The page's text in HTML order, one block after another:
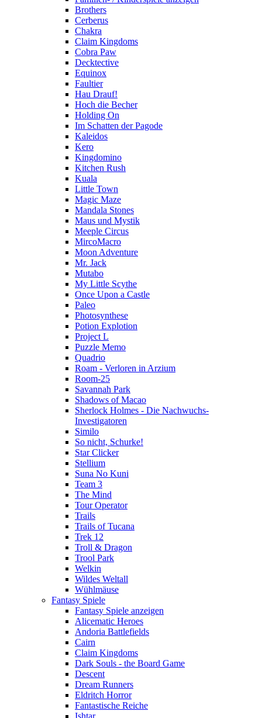
Brothers
Cerberus
Chakra
Claim Kingdoms
Cobra Paw
Decktective
Equinox
Faultier
Hau Drauf!
Hoch die Becher
Holding On
Im Schatten der Pagode
Kaleidos
Kero
Kingdomino
Kitchen Rush
Kuala
Little Town
Magic Maze
Mandala Stones
Maus und Mystik
Meeple Circus
MircoMacro
Moon Adventure
Mr. Jack
Mutabo
My Little Scythe
Once Upon a Castle
Paleo
Photosynthese
Potion Explotion
Project L
Puzzle Memo
Quadrio
Roam - Verloren in Arzium
Room-25
Savannah Park
Shadows of Macao
Sherlock Holmes - Die Nachwuchs-
Investigatoren
Similo
So nicht, Schurke!
Star Clicker
Stellium
Suna No Kuni
Team 3
The Mind
Tour Operator
Trails
Trails of Tucana
Trek 12
Troll & Dragon
Trool Park
Welkin
Wildes Weltall
Wühlmäuse
Fantasy Spiele
Fantasy Spiele anzeigen
Alicematic Heroes
Andoria Battlefields
Cairn
Claim Kingdoms
Dark Souls - the Board Game
Descent
Dream Runners
Eldritch Horror
Fantastische Reiche
Ishtar